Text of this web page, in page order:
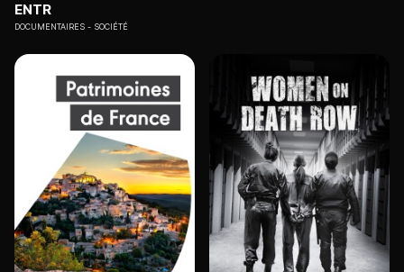
ENTR
DOCUMENTAIRES SOCIÉTÉ